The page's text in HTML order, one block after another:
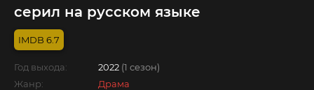
серил на русском языке
6.7
Год выхода: 2022 (1 сезон)
Жанр:
Драма